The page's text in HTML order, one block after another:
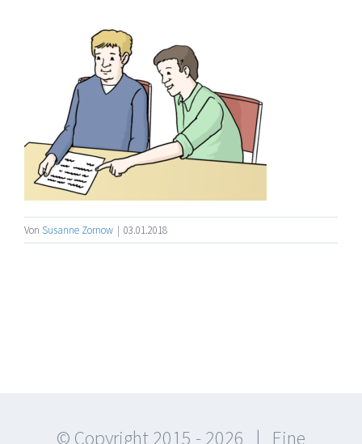
Von Susanne Zornow | 03.01.2018
© Copyright 2015 -2026 | Eine